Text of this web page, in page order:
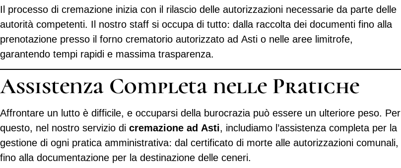
Il processo di cremazione inizia con il rilascio delle autorizzazioni necessarie da parte delle
autorità competenti. Il nostro staff si occupa di tutto: dalla raccolta dei documenti fino alla
prenotazione presso il forno crematorio autorizzato ad Asti o nelle aree limitrofe,
garantendo tempi rapidi e massima trasparenza.
Assistenza Completa nelle Pratiche
Affrontare un lutto è difficile, e occuparsi della burocrazia può essere un ulteriore peso. Per
questo, nel nostro servizio dicremazione ad Asti, includiamo l’assistenza completa per la
gestione di ogni pratica amministrativa: dal certificato di morte alle autorizzazioni comunali,
fino alla documentazione per la destinazione delle ceneri.